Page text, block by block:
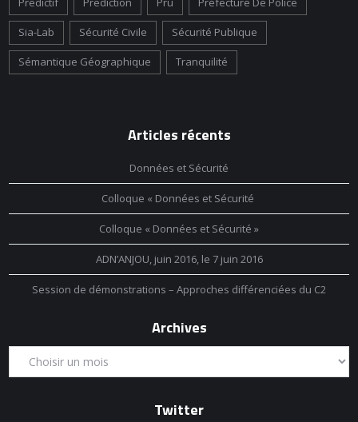
Sia-Lab Sécurité Civile Sécurité Publique
Sémantique Géographique Tranquilité
Articles récents
Données et Sécurité
Colloque « Données et Sécurité
Colloque « Données et Sécurité »
ADN’ANJOU, juin 2016, le 7 juin 2016
Session de démonstrations – Approches différenciées du C2
Archives
Twitter